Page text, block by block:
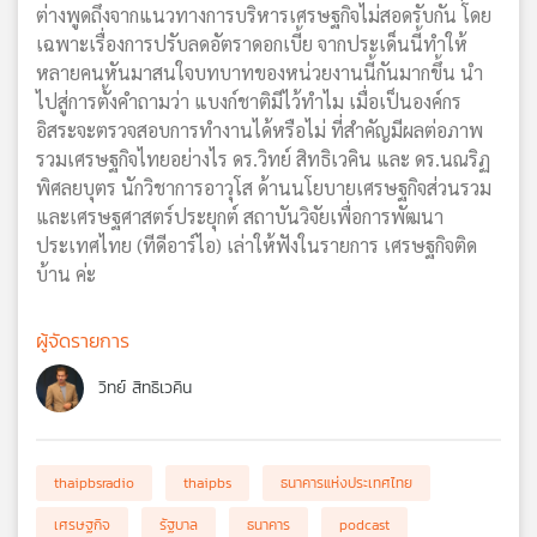
ต่างพูดถึงจากแนวทางการบริหารเศรษฐกิจไม่สอดรับกัน โดย
เฉพาะเรื่องการปรับลดอัตราดอกเบี้ย จากประเด็นนี้ทำให้
หลายคนหันมาสนใจบทบาทของหน่วยงานนี้กันมากขึ้น นำ
ไปสู่การตั้งคำถามว่า แบงก์ชาติมีไว้ทำไม เมื่อเป็นองค์กร
อิสระจะตรวจสอบการทำงานได้หรือไม่ ที่สำคัญมีผลต่อภาพ
รวมเศรษฐกิจไทยอย่างไร ดร.วิทย์ สิทธิเวคิน และ ดร.นณริฏ
พิศลยบุตร นักวิชาการอาวุโส ด้านนโยบายเศรษฐกิจส่วนรวม
และเศรษฐศาสตร์ประยุกต์ สถาบันวิจัยเพื่อการพัฒนา
ประเทศไทย (ทีดีอาร์ไอ) เล่าให้ฟังในรายการ เศรษฐกิจติด
บ้าน ค่ะ
ผู้จัดรายการ
วิทย์ สิทธิเวคิน
thaipbsradio thaipbs
ธนาคารแห่งประเทศไทย
เศรษฐกิจ
รัฐบาล ธนาคาร
podcast